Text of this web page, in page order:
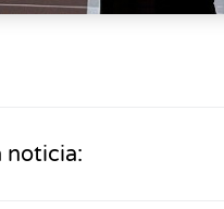
noticia: